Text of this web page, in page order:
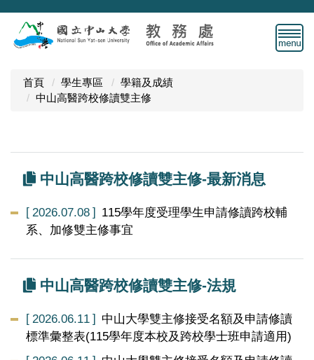
跳
主
首頁 學生專區
學籍及成績
中山高醫跨校修讀雙主修
中山高醫跨校修讀雙主修-最新消息
2026.07.08
115學年度受理學生申請修讀跨校輔
系、加修雙主修事宜
中山高醫跨校修讀雙主修-法規
2026.06.11
中山大學雙主修接受名額及申請修讀
標準彙整表(115學年度本校及跨校學士班申請適用)